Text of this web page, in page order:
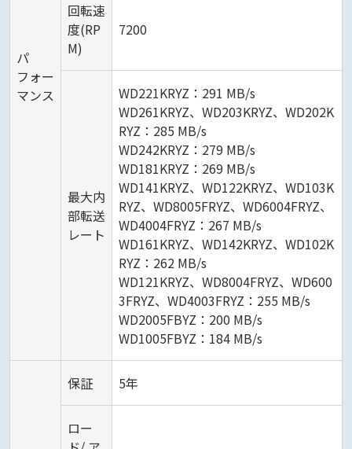
パ
フォー
マンス
回転速
度(RP
M)
7200
最大内
部転送
レート
WD221KRYZ：291 MB/s
WD261KRYZ、WD203KRYZ、WD202K
RYZ：285 MB/s
WD242KRYZ：279 MB/s
WD181KRYZ：269 MB/s
WD141KRYZ、WD122KRYZ、WD103K
RYZ、WD8005FRYZ、WD6004FRYZ、
WD4004FRYZ：267 MB/s
WD161KRYZ、WD142KRYZ、WD102K
RYZ：262 MB/s
WD121KRYZ、WD8004FRYZ、WD600
3FRYZ、WD4003FRYZ：255 MB/s
WD2005FBYZ：200 MB/s
WD1005FBYZ：184 MB/s
保証 5年
ロー